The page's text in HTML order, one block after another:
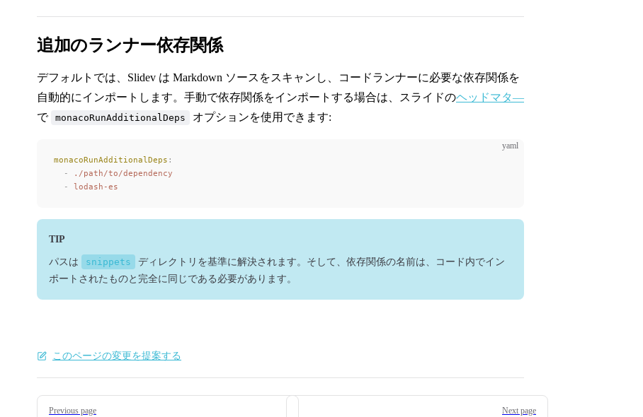
追加のランナー依存関係
デフォルトでは、Slidev は Markdown ソースをスキャンし、コードランナーに必要な依存関係を
自動的にインポートします。手動で依存関係をインポートする場合は、スライドのヘッドマタ―
で monacoRunAdditionalDeps オプションを使用できます:
yaml
monacoRunAdditionalDeps :
  -
./path/to/dependency
  -
lodash-es
TIP
パスは snippets
ディレクトリを基準に解決されます。そして、依存関係の名前は、コード内でイン
ポートされたものと完全に同じである必要があります。
このページの変更を提案する
Pager
Previous page Next page